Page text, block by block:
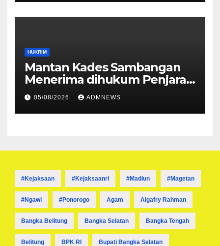
HUKRIM
Mantan Kades Sambangan
Menerima dihukum Penjara 1
tahun 4 Bulan
05/08/2026 ADMNEWS
#kejaksaan #kejaksaanri #madiun #magetan
#ngawi #ponorogo Agam Algafry Rahman
Bangka Belitung Bangka Selatan Bangka Tengah
Belitung BPK RI Bupati Bangka Selatan